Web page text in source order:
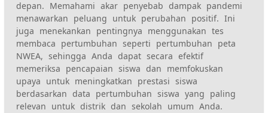
depan. Memahami akar penyebab dampak pandemi
menawarkan peluang untuk perubahan positif. Ini
juga menekankan pentingnya menggunakan tes
membaca pertumbuhan seperti pertumbuhan peta
NWEA, sehingga Anda dapat secara efektif
memeriksa pencapaian siswa dan memfokuskan
upaya untuk meningkatkan prestasi siswa
berdasarkan data pertumbuhan siswa yang paling
relevan untuk distrik dan sekolah umum Anda.